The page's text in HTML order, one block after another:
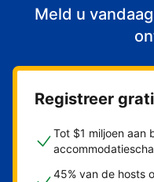
Meld u
Registreer
Tot $1 miljoen aan
45% van de hosts